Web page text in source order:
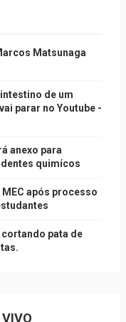
Matsunaga
de um
parar no Youtube -
anexo para
quimícos
após processo
cortando pata de